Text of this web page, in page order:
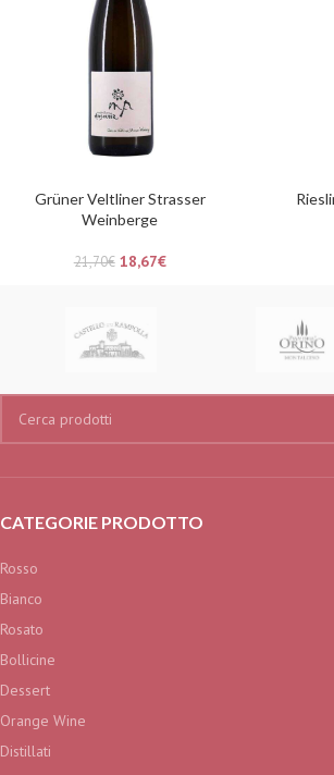
Grüner Veltliner Strasser
Weinberge
21,70€ 18,67€
CATEGORIE PRODOTTO
Rosso
Bianco
Rosato
Bollicine
Dessert
Orange Wine
Distillati